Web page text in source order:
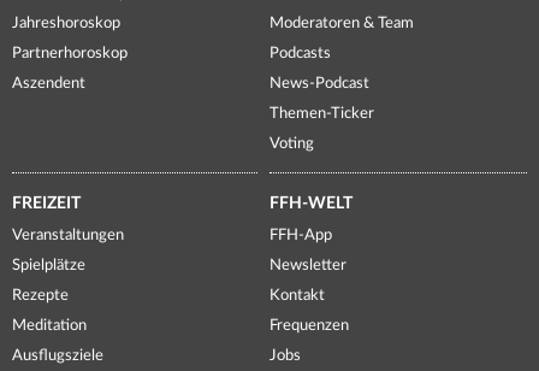
Jahreshoroskop
Partnerhoroskop
Aszendent
Moderatoren & Team
Podcasts
News-Podcast
Themen-Ticker
Voting
FREIZEIT
Veranstaltungen
Spielplätze
Rezepte
Meditation
Ausflugsziele
FFH-WELT
FFH-App
Newsletter
Kontakt
Frequenzen
Jobs